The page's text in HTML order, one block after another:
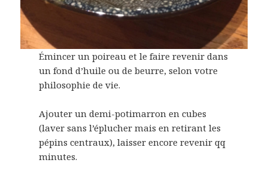
Émincer un poireau et le faire revenir dans
un fond d’huile ou de beurre, selon votre
philosophie de vie.
Ajouter un demi-potimarron en cubes
(laver sans l’éplucher mais en retirant les
pépins centraux), laisser encore revenir qq
minutes.